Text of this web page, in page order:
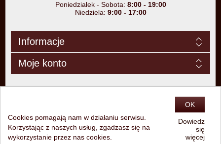
Poniedziałek - Sobota: 8:00 - 19:00
Niedziela: 9:00 - 17:00
Informacje
Moje konto
Copyright © 2026 Studio Kwiatowe Flora. Wszelkie prawa zastrzeżone.
Cookies pomagają nam w działaniu serwisu.
Korzystając z naszych usług, zgadzasz się na
wykorzystanie przez nas cookies.
OK
Dowiedz
się
więcej